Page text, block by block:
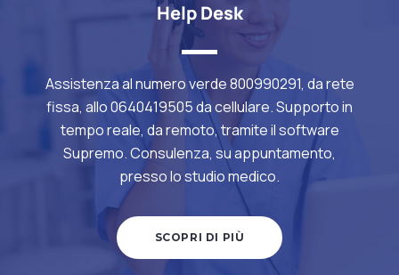
Help Desk
Assistenza al numero verde 800990291, da rete
fissa, allo 0640419505 da cellulare. Supporto in
tempo reale, da remoto, tramite il software
Supremo. Consulenza, su appuntamento,
presso lo studio medico.
SCOPRI DI PIÙ